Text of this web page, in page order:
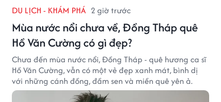
DU LỊCH - KHÁM PHÁ 2 giờ trước
Mùa nước nổi chưa về, Đồng Tháp quê
Hồ Văn Cường có gì đẹp?
Chưa đến mùa nước nổi, Đồng Tháp - quê hương ca sĩ
Hồ Văn Cường, vẫn có một vẻ đẹp xanh mát, bình dị
với những cánh đồng, đầm sen và miền quê yên ả.